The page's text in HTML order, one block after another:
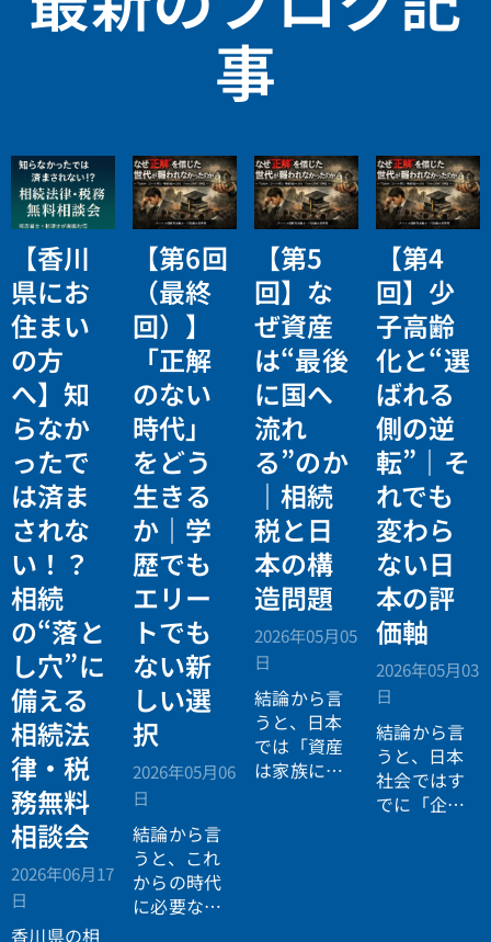
事
【香川
県にお
住まい
の方
へ】知
らなか
ったで
は済ま
されな
い！？
相続
の“落と
し穴”に
備える
相続法
律・税
務無料
相談会
2026年06月17
日
香川県の相
【第6回
（最終
回）】
「正解
のない
時代」
をどう
生きる
か｜学
歴でも
エリー
トでも
ない新
しい選
択
2026年05月06
日
結論から言
うと、これ
からの時代
に必要なの
【第5
回】な
ぜ資産
は“最後
に国へ
流れ
る”のか
｜相続
税と日
本の構
造問題
2026年05月05
日
結論から言
うと、日本
では「資産
は家族に引
【第4
回】少
子高齢
化と“選
ばれる
側の逆
転”｜そ
れでも
変わら
ない日
本の評
価軸
2026年05月03
日
結論から言
うと、日本
社会ではす
でに「企業